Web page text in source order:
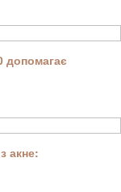
допомагає
акне: